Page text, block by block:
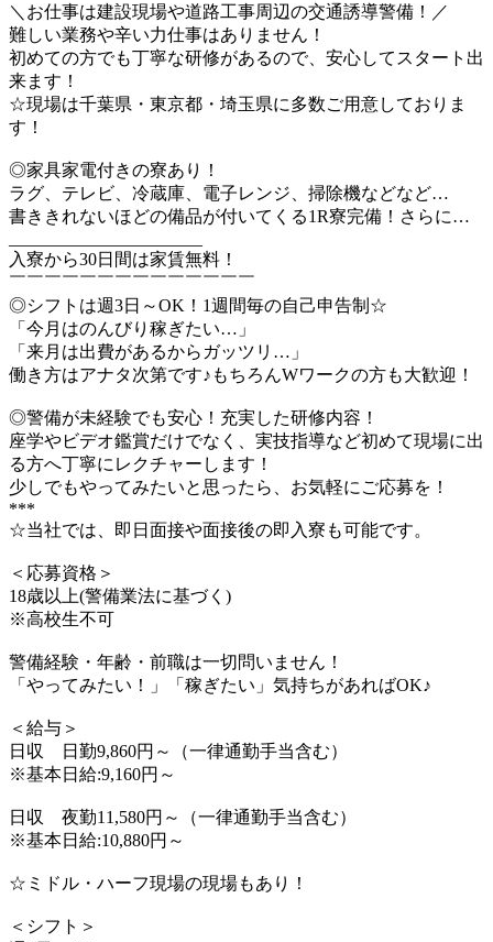
＼お仕事は建設現場や道路工事周辺の交通誘導警備！／
難しい業務や辛い力仕事はありません！
初めての方でも丁寧な研修があるので、安心してスタート出
来ます！
☆現場は千葉県・東京都・埼玉県に多数ご用意しておりま
す！
◎家具家電付きの寮あり！
ラグ、テレビ、冷蔵庫、電子レンジ、掃除機などなど…
書ききれないほどの備品が付いてくる1R寮完備！さらに…
入寮から30日間は家賃無料！
￣￣￣￣￣￣￣￣￣￣￣￣￣￣
◎シフトは週3日～OK！1週間毎の自己申告制☆
「今月はのんびり稼ぎたい…」
「来月は出費があるからガッツリ…」
働き方はアナタ次第です♪もちろんWワークの方も大歓迎！
◎警備が未経験でも安心！充実した研修内容！
座学やビデオ鑑賞だけでなく、実技指導など初めて現場に出
る方へ丁寧にレクチャーします！
少しでもやってみたいと思ったら、お気軽にご応募を！
***
☆当社では、即日面接や面接後の即入寮も可能です。
＜応募資格＞
18歳以上(警備業法に基づく)
※高校生不可
警備経験・年齢・前職は一切問いません！
「やってみたい！」「稼ぎたい」気持ちがあればOK♪
＜給与＞
日収 日勤9,860円～（一律通勤手当含む）
※基本日給:9,160円～
日収 夜勤11,580円～（一律通勤手当含む）
※基本日給:10,880円～
☆ミドル・ハーフ現場の現場もあり！
＜シフト＞